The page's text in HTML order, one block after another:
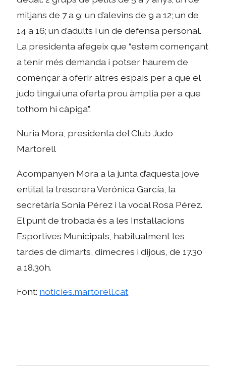
mitjans de 7 a 9; un d’alevins de 9 a 12; un de
14 a 16; un d’adults i un de defensa personal.
La presidenta afegeix que “estem començant
a tenir més demanda i potser haurem de
començar a oferir altres espais per a que el
judo tingui una oferta prou àmplia per a que
tothom hi càpiga”.
Nuria Mora, presidenta del Club Judo
Martorell
Acompanyen Mora a la junta d’aquesta jove
entitat la tresorera Verónica García, la
secretària Sonia Pérez i la vocal Rosa Pérez.
El punt de trobada és a les Instal·lacions
Esportives Municipals, habitualment les
tardes de dimarts, dimecres i dijous, de 17.30
a 18.30h.
Font: noticies.martorell.cat